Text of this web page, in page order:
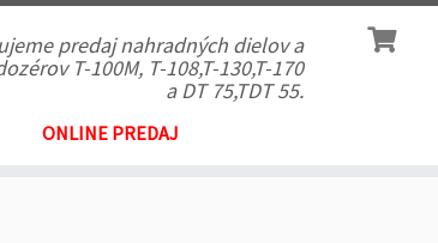
predaj nahradných dielov a
T-100M, T-108,T-130,T-170
a DT 75,TDT 55.
ONLINE PREDAJ